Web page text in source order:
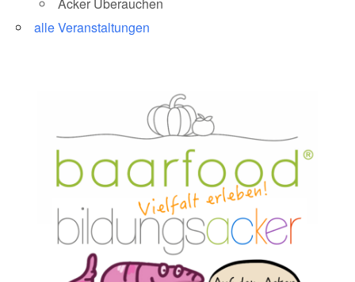
Acker Überauchen
alle Veranstaltungen